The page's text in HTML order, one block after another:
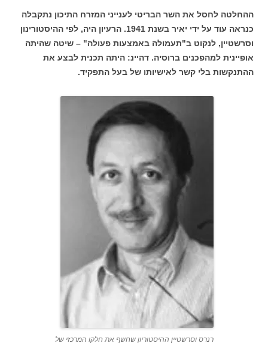
ההחלטה לחסל את השר הבריטי לענייני המזרח התיכון נתקבלה
כנראה עוד על ידי יאיר בשנת 1941. הרעיון היה, לפי ההיסטורינון
וסרשטיין, לנקוט ב"תעמולה באמצעות פעולה" – שיטה שהיתה
אופיינית למהפכנים ברוסיה. דהיינ: היתה תכנית לבצע את
ההתנקשות בלי קשר לאישיותו של בעל התפקיד.
רנרס וסרשטיין ההיסטוריון שחשף את חלקו המרכזי של